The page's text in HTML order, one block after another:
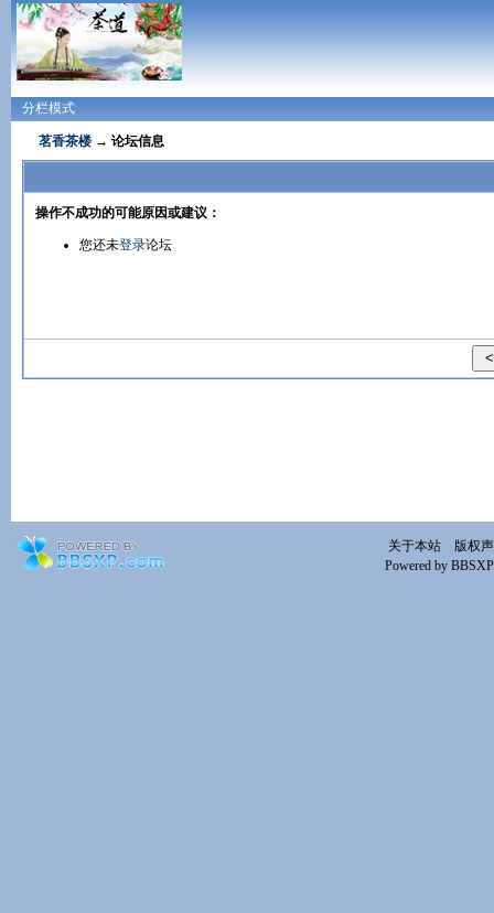
分栏模式
茗香茶楼 → 论坛信息
操作不成功的可能原因或建议：
您还未登录论坛
关于本站
版权
Powered by